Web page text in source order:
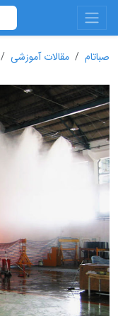
صباتام مقالات آموزشی